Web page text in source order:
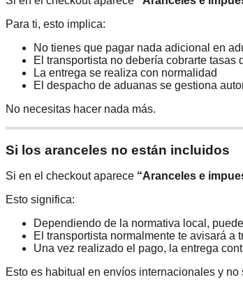
Para ti, esto implica:
No tienes que pagar nada adicional en
El transportista no debería cobrarte tasas
La entrega se realiza con normalidad
El despacho de aduanas se gestiona
No necesitas hacer nada más.
Si los aranceles no están incluidos
Si en el checkout aparece “Aranceles e
Esto significa:
Dependiendo de la normativa local,
El transportista normalmente te avisará
Una vez realizado el pago, la entrega
Esto es habitual en envíos internacionales y